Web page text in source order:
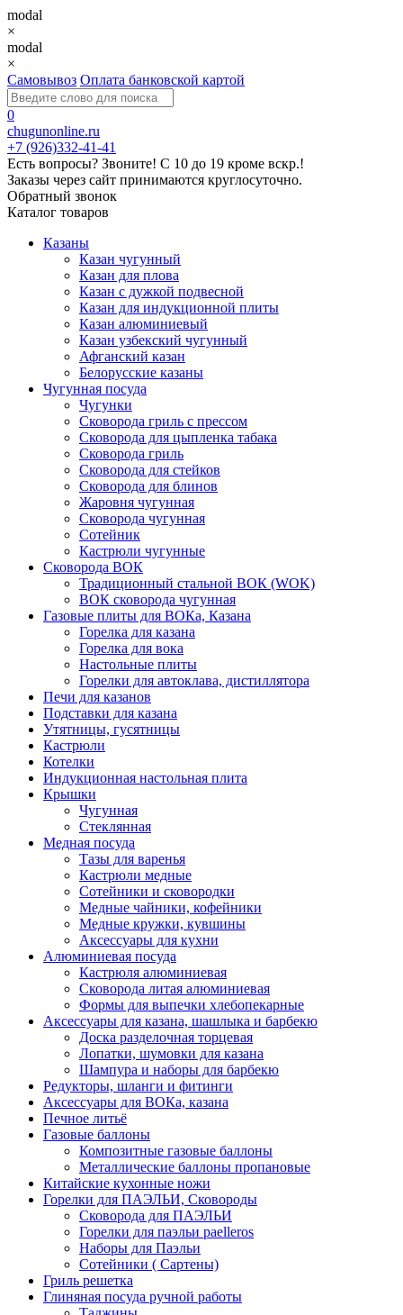
modal
×
modal
×
Самовывоз Оплата банковской картой
0
chugunonline.ru
+7 (926)332-41-41
Есть вопросы? Звоните! С 10 до 19 кроме вскр.!
Заказы через сайт принимаются круглосуточно.
Обратный звонок
Каталог товаров
Казаны
Казан чугунный
Казан для плова
Казан с дужкой подвесной
Казан для индукционной плиты
Казан алюминиевый
Казан узбекский чугунный
Афганский казан
Белорусские казаны
Чугунная посуда
Чугунки
Сковорода гриль с прессом
Сковорода для цыпленка табака
Сковорода гриль
Сковорода для стейков
Сковорода для блинов
Жаровня чугунная
Сковорода чугунная
Сотейник
Кастрюли чугунные
Сковорода ВОК
Традиционный стальной ВОК (WOK)
ВОК сковорода чугунная
Газовые плиты для ВОКа, Казана
Горелка для казана
Горелка для вока
Настольные плиты
Горелки для автоклава, дистиллятора
Печи для казанов
Подставки для казана
Утятницы, гусятницы
Кастрюли
Котелки
Индукционная настольная плита
Крышки
Чугунная
Стеклянная
Медная посуда
Тазы для варенья
Кастрюли медные
Сотейники и сковородки
Медные чайники, кофейники
Медные кружки, кувшины
Аксессуары для кухни
Алюминиевая посуда
Кастрюля алюминиевая
Сковорода литая алюминиевая
Формы для выпечки хлебопекарные
Аксессуары для казана, шашлыка и барбекю
Доска разделочная торцевая
Лопатки, шумовки для казана
Шампура и наборы для барбекю
Редукторы, шланги и фитинги
Аксессуары для ВОКа, казана
Печное литьё
Газовые баллоны
Композитные газовые баллоны
Металлические баллоны пропановые
Китайские кухонные ножи
Горелки для ПАЭЛЬИ, Сковороды
Сковорода для ПАЭЛЬИ
Горелки для паэльи paelleros
Наборы для Паэльи
Сотейники ( Сартены)
Гриль решетка
Глиняная посуда ручной работы